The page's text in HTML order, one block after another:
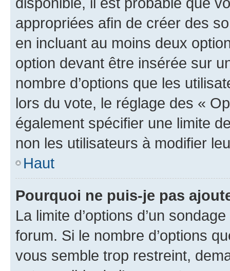
appropriées afin de créer des
en incluant au moins deux
option devant être insérée sur
nombre d’options que les
lors du vote, le réglage des «
également spécifier une limite
non les utilisateurs à modifier
Haut
Pourquoi ne puis-je pas
La limite d’options d’un
forum. Si le nombre d’options
vous semble trop restreint,